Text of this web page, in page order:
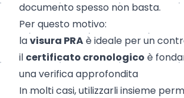
documento spesso non basta.
Per questo motivo:
lavisura PRAè ideale per un
il certificato cronologico è
una verifica approfondita
In molti casi, utilizzarli insieme